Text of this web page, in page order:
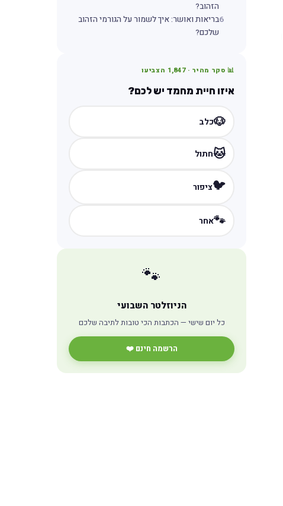
הזהוב?
6בריאות ואושר: איך לשמור על הגורמי הזהוב
שלכם?
📊 סקר מהיר ·1,847 הצביעו
איזו חיית מחמד יש לכם?
🐶כלב
🐱חתול
🐦ציפור
🐾אחר
🐾
הניוזלטר השבועי
כל יום שישי — הכתבות הכי טובות לתיבה שלכם
הרשמה חינם ❤️